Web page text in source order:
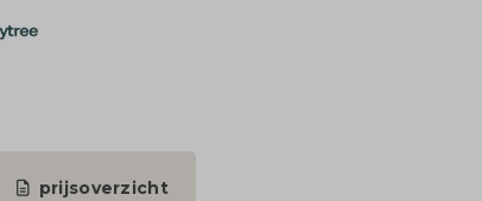
prijsoverzicht